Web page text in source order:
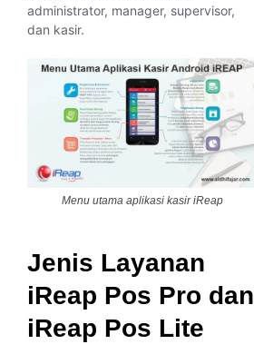
administrator, manager, supervisor,
dan kasir.
Menu utama aplikasi kasir iReap
Jenis Layanan
iReap Pos Pro dan
iReap Pos Lite